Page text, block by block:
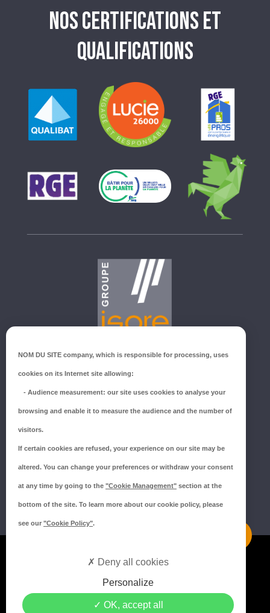
NOS CERTIFICATIONS ET
QUALIFICATIONS
ZI du Millenium
53940 SAINT-BERTHEVIN
Tél.:02 43 66 96 51
Politique de confidentialité
Politique de cookies
Crédits MEDIAPILOTE
NOM DU SITE company, which is responsible for processing, uses
cookies on its Internet site allowing:
- Audience measurement: our site uses cookies to analyse your
browsing and enable it to measure the audience and the number of
visitors.
If certain cookies are refused, your experience on our site may be
altered. You can change your preferences or withdraw your consent
at any time by going to the "Cookie Management" section at the
bottom of the site. To learn more about our cookie policy, please
see our "Cookie Policy".
OK, accept all
Personalize
Deny all cookies